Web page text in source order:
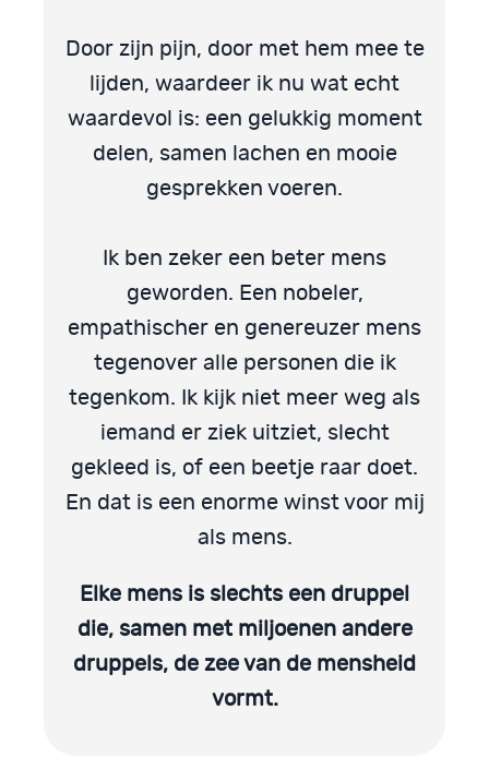
Door zijn pijn, door met hem mee te
lijden, waardeer ik nu wat echt
waardevol is: een gelukkig moment
delen, samen lachen en mooie
gesprekken voeren.
Ik ben zeker een beter mens
geworden. Een nobeler,
empathischer en genereuzer mens
tegenover alle personen die ik
tegenkom. Ik kijk niet meer weg als
iemand er ziek uitziet, slecht
gekleed is, of een beetje raar doet.
En dat is een enorme winst voor mij
als mens.
Elke mens is slechts een druppel
die, samen met miljoenen andere
druppels, de zee van de mensheid
vormt.